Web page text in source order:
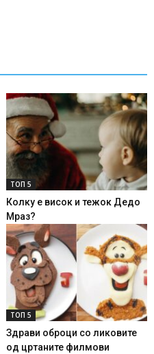
ТОП 5
Колку е висок и тежок Дедо
Мраз?
ТОП 5
Здрави оброци со ликовите
од цртаните филмови